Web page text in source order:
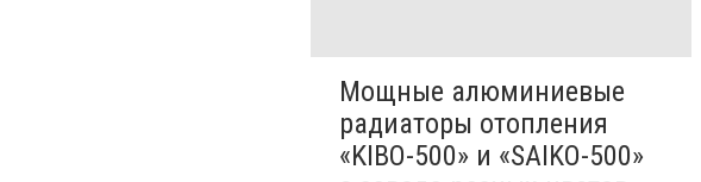
Мощные алюминиевые
радиаторы отопления
«KIBO-500» и «SAIKO-500»